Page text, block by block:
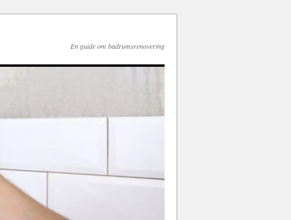
En guide om badrumsrenovering